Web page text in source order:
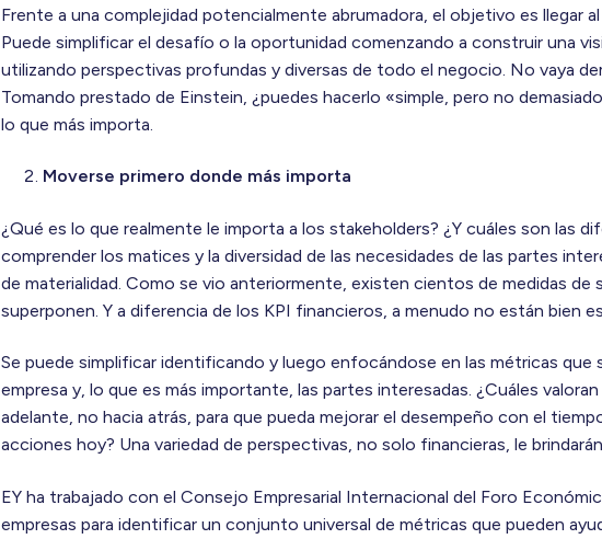
Frente a una complejidad potencialmente abrumadora, el objetivo es llegar
Puede simplificar el desafío o la oportunidad comenzando a construir una
utilizando perspectivas profundas y diversas de todo el negocio. No vaya
Tomando prestado de Einstein, ¿puedes hacerlo «simple, pero no
lo que más importa.
Moverse primero donde más importa
¿Qué es lo que realmente le importa a los stakeholders? ¿Y cuáles son las
comprender los matices y la diversidad de las necesidades de las partes
de materialidad. Como se vio anteriormente, existen cientos de medidas de
superponen. Y a diferencia de los KPI financieros, a menudo no están bien
Se puede simplificar identificando y luego enfocándose en las métricas que
empresa y, lo que es más importante, las partes interesadas. ¿Cuáles
adelante, no hacia atrás, para que pueda mejorar el desempeño con el
acciones hoy? Una variedad de perspectivas, no solo financieras, le
EY ha trabajado con el Consejo Empresarial Internacional del Foro
empresas para identificar un conjunto universal de métricas que pueden